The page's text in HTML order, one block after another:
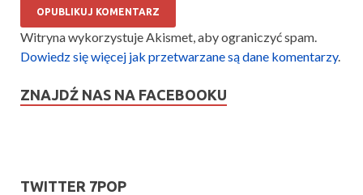
Witryna wykorzystuje Akismet, aby ograniczyć spam.
Dowiedz się więcej jak przetwarzane są dane komentarzy.
ZNAJDŹ NAS NA FACEBOOKU
TWITTER 7POP